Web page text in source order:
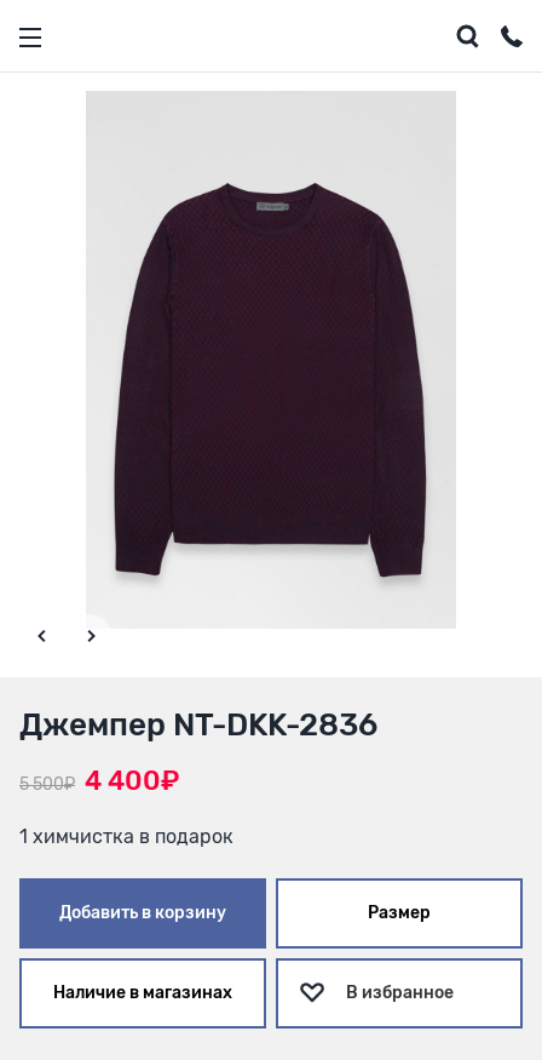
Джемпер NT-DKK-2836
5 500₽ 4 400₽
1 химчистка в подарок
Добавить в корзину Размер
Наличие в магазинах В избранное